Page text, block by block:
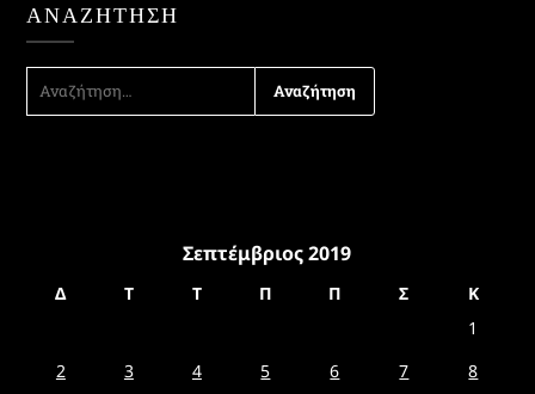
ΑΝΑΖΉΤΗΣΗ
ΑΝΑΖΉΤΗΣΗ
ΓΙΑ:
Σεπτέμβριος 2019
Δ Τ Τ Π Π Σ
Κ
1
2
3 4 5 6 7
8